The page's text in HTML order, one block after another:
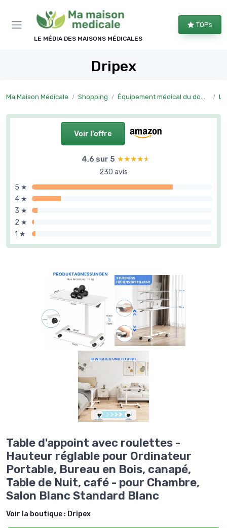
LE MÉDIA DES MAISONS MÉDICALES
TOPs
Dripex
Ma Maison Médicale Shopping Équipement médical du domicile
Voir l'offre
4,6 sur 5 ★★★★★
★★★★★
230 avis
5 ★
4 ★
3 ★
2 ★
1 ★
Table d'appoint avec roulettes -
Hauteur réglable pour Ordinateur
Portable, Bureau en Bois, canapé,
Table de Nuit, café - pour Chambre,
Salon Blanc Standard Blanc
Voir la boutique : Dripex